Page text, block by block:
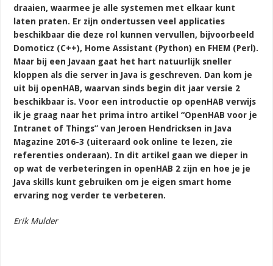
draaien, waarmee je alle systemen met elkaar kunt
laten praten. Er zijn ondertussen veel applicaties
beschikbaar die deze rol kunnen vervullen, bijvoorbeeld
Domoticz (C++), Home Assistant (Python) en FHEM (Perl).
Maar bij een Javaan gaat het hart natuurlijk sneller
kloppen als die server in Java is geschreven. Dan kom je
uit bij openHAB, waarvan sinds begin dit jaar versie 2
beschikbaar is. Voor een introductie op openHAB verwijs
ik je graag naar het prima intro artikel “OpenHAB voor je
Intranet of Things” van Jeroen Hendricksen in Java
Magazine 2016-3 (uiteraard ook online te lezen, zie
referenties onderaan). In dit artikel gaan we dieper in
op wat de verbeteringen in openHAB 2 zijn en hoe je je
Java skills kunt gebruiken om je eigen smart home
ervaring nog verder te verbeteren.
Erik Mulder